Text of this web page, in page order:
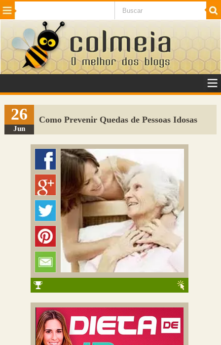
Beleza Cinema e TV
Internet Jogos NotÃ­cias SaÃºde
VeÃ­culos Adulto
Sugerir Link
Adicionar Blog
Colmeia Exchange
Perguntas Frequentes
26
Jun
Como Prevenir Quedas de Pessoas Idosas